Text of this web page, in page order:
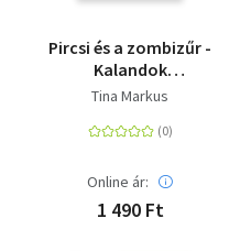
Pircsi és a zombizűr -
Kalandok
Meseországban I.
Tina Markus
Online ár:
1 490 Ft